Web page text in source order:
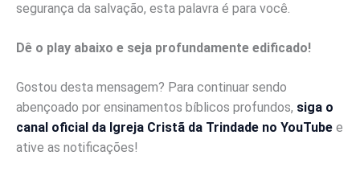
segurança da salvação, esta palavra é para você.
Dê o play abaixo e seja profundamente edificado!
Gostou desta mensagem? Para continuar sendo
abençoado por ensinamentos bíblicos profundos, siga o
canal oficial da Igreja Cristã da Trindade no YouTube e
ative as notificações!